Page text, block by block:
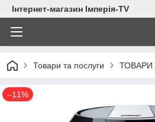
Інтернет-магазин Імперія-TV
Товари та послуги ТОВАРИ
–11%